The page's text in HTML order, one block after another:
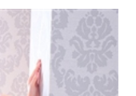
ループのお店という